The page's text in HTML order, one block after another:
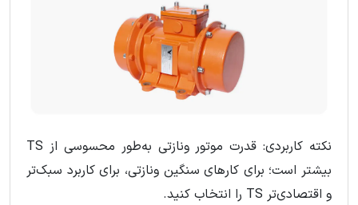
نکته کاربردی: قدرت موتور ونازتی به‌طور محسوسی از TS
بیشتر است؛ برای کارهای سنگین ونازتی، برای کاربرد سبک‌تر
و اقتصادی‌تر TS را انتخاب کنید.